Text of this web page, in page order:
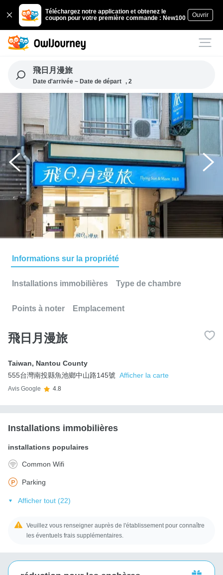
Téléchargez notre application et obtenez le
coupon pour votre première commande : New100
Ouvrir
飛日月漫旅
Date d'arrivée ~ Date de départ , 2
Informations sur la propriété
Installations immobilières Type de chambre
Points à noter Emplacement
飛日月漫旅
Taiwan, Nantou County
555台灣南投縣魚池鄉中山路145號 Afficher la carte
Avis Google 4.8
Installations immobilières
installations populaires
Common Wifi
Parking
Afficher tout (22)
Veuillez vous renseigner auprès de l'établissement pour connaître
les éventuels frais supplémentaires.